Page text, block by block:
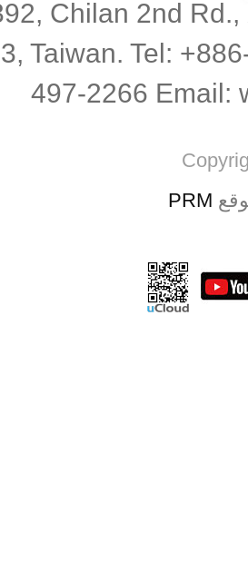
Chilan 2nd
Taiwan. Tel:
497-2266 Email:
PRM